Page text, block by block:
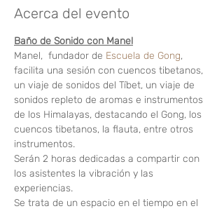
Acerca del evento
Baño de Sonido con Manel
Manel,  fundador de Escuela de Gong,
facilita una sesión con cuencos tibetanos,
un viaje de sonidos del Tíbet, un viaje de
sonidos repleto de aromas e instrumentos
de los Himalayas, destacando el Gong, los
cuencos tibetanos, la flauta, entre otros
instrumentos.
Serán 2 horas dedicadas a compartir con
los asistentes la vibración y las
experiencias.
Se trata de un espacio en el tiempo en el